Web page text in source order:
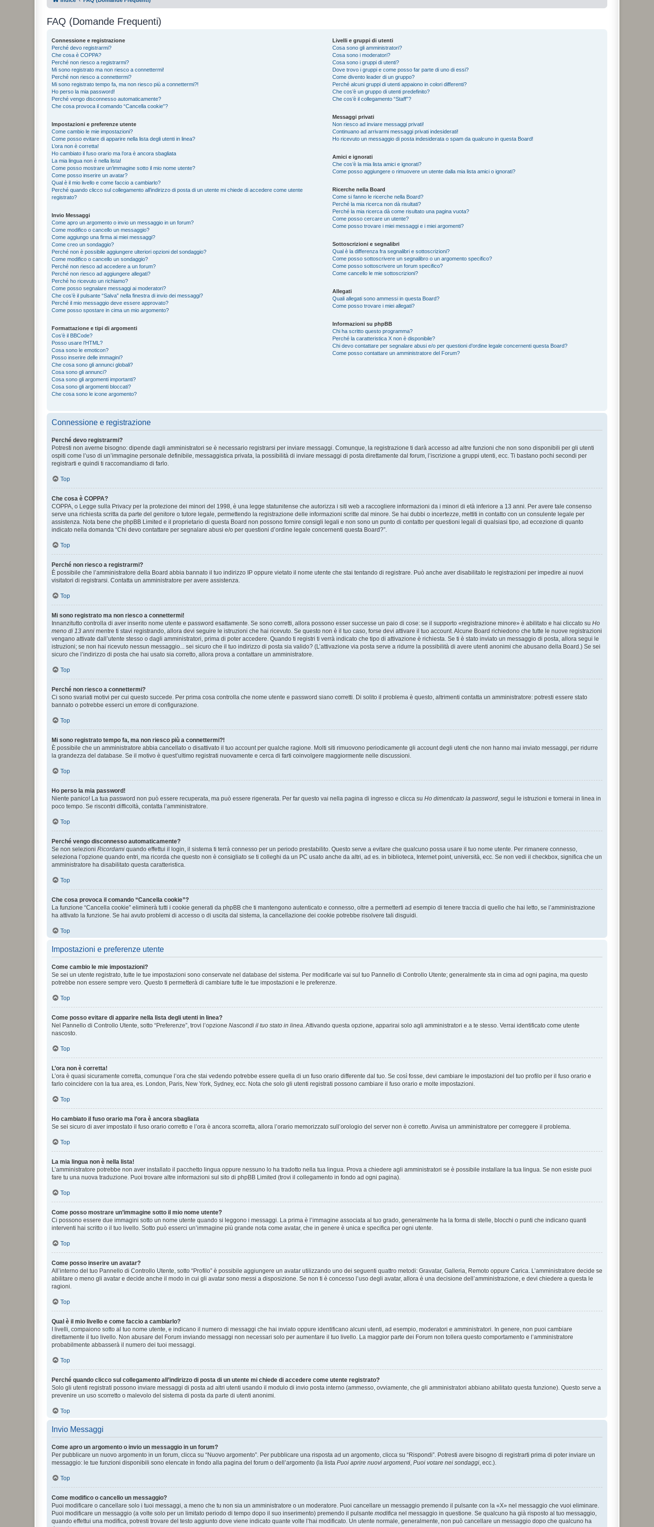
FAQ (Domande Frequenti)
Connessione e registrazione
Perché devo registrarmi?
Che cosa è COPPA?
Perché non riesco a registrarmi?
Mi sono registrato ma non riesco a connettermi!
Perché non riesco a connettermi?
Mi sono registrato tempo fa, ma non riesco più a connettermi?!
Ho perso la mia password!
Perché vengo disconnesso automaticamente?
Che cosa provoca il comando “Cancella cookie”?
Impostazioni e preferenze utente
Come cambio le mie impostazioni?
Come posso evitare di apparire nella lista degli utenti in linea?
L’ora non è corretta!
Ho cambiato il fuso orario ma l’ora è ancora sbagliata
La mia lingua non è nella lista!
Come posso mostrare un’immagine sotto il mio nome utente?
Come posso inserire un avatar?
Qual è il mio livello e come faccio a cambiarlo?
Perché quando clicco sul collegamento all’indirizzo di posta di un utente mi chiede di accedere come utente
registrato?
Invio Messaggi
Come apro un argomento o invio un messaggio in un forum?
Come modifico o cancello un messaggio?
Come aggiungo una firma ai miei messaggi?
Come creo un sondaggio?
Perché non è possibile aggiungere ulteriori opzioni del sondaggio?
Come modifico o cancello un sondaggio?
Perché non riesco ad accedere a un forum?
Perché non riesco ad aggiungere allegati?
Perché ho ricevuto un richiamo?
Come posso segnalare messaggi ai moderatori?
Che cos’è il pulsante “Salva” nella finestra di invio dei messaggi?
Perché il mio messaggio deve essere approvato?
Come posso spostare in cima un mio argomento?
Formattazione e tipi di argomenti
Cos’è il BBCode?
Posso usare l’HTML?
Cosa sono le emoticon?
Posso inserire delle immagini?
Che cosa sono gli annunci globali?
Cosa sono gli annunci?
Cosa sono gli argomenti importanti?
Cosa sono gli argomenti bloccati?
Che cosa sono le icone argomento?
Livelli e gruppi di utenti
Cosa sono gli amministratori?
Cosa sono i moderatori?
Cosa sono i gruppi di utenti?
Dove trovo i gruppi e come posso far parte di uno di essi?
Come divento leader di un gruppo?
Perché alcuni gruppi di utenti appaiono in colori differenti?
Che cos’è un gruppo di utenti predefinito?
Che cos’è il collegamento “Staff”?
Messaggi privati
Non riesco ad inviare messaggi privati!
Continuano ad arrivarmi messaggi privati indesiderati!
Ho ricevuto un messaggio di posta indesiderata o spam da qualcuno in questa Board!
Amici e ignorati
Che cos’è la mia lista amici e ignorati?
Come posso aggiungere o rimuovere un utente dalla mia lista amici o ignorati?
Ricerche nella Board
Come si fanno le ricerche nella Board?
Perché la mia ricerca non dà risultati?
Perché la mia ricerca dà come risultato una pagina vuota?
Come posso cercare un utente?
Come posso trovare i miei messaggi e i miei argomenti?
Sottoscrizioni e segnalibri
Qual è la differenza fra segnalibri e sottoscrizioni?
Come posso sottoscrivere un segnalibro o un argomento specifico?
Come posso sottoscrivere un forum specifico?
Come cancello le mie sottoscrizioni?
Allegati
Quali allegati sono ammessi in questa Board?
Come posso trovare i miei allegati?
Informazioni su phpBB
Chi ha scritto questo programma?
Perché la caratteristica X non è disponibile?
Chi devo contattare per segnalare abusi e/o per questioni d’ordine legale concernenti questa Board?
Come posso contattare un amministratore del Forum?
Connessione e registrazione
Perché devo registrarmi?
Potresti non averne bisogno: dipende dagli amministratori se è necessario registrarsi per inviare messaggi. Comunque, la registrazione ti darà accesso ad altre funzioni che non sono disponibili per gli utenti
ospiti come l’uso di un’immagine personale definibile, messaggistica privata, la possibilità di inviare messaggi di posta direttamente dal forum, l’iscrizione a gruppi utenti, ecc. Ti bastano pochi secondi per
registrarti e quindi ti raccomandiamo di farlo.
Top
Che cosa è COPPA?
COPPA, o Legge sulla Privacy per la protezione dei minori del 1998, è una legge statunitense che autorizza i siti web a raccogliere informazioni da i minori di età inferiore a 13 anni. Per avere tale consenso
serve una richiesta scritta da parte del genitore o tutore legale, permettendo la registrazione delle informazioni scritte dal minore. Se hai dubbi o incertezze, mettiti in contatto con un consulente legale per
assistenza. Nota bene che phpBB Limited e il proprietario di questa Board non possono fornire consigli legali e non sono un punto di contatto per questioni legali di qualsiasi tipo, ad eccezione di quanto
indicato nella domanda “Chi devo contattare per segnalare abusi e/o per questioni d’ordine legale concernenti questa Board?”.
Top
Perché non riesco a registrarmi?
È possibile che l’amministratore della Board abbia bannato il tuo indirizzo IP oppure vietato il nome utente che stai tentando di registrare. Può anche aver disabilitato le registrazioni per impedire ai nuovi
visitatori di registrarsi. Contatta un amministratore per avere assistenza.
Top
Mi sono registrato ma non riesco a connettermi!
Innanzitutto controlla di aver inserito nome utente e password esattamente. Se sono corretti, allora possono esser successe un paio di cose: se il supporto «registrazione minore» è abilitato e hai cliccato su Ho
meno di 13 anni mentre ti stavi registrando, allora devi seguire le istruzioni che hai ricevuto. Se questo non è il tuo caso, forse devi attivare il tuo account. Alcune Board richiedono che tutte le nuove registrazioni
vengano attivate dall’utente stesso o dagli amministratori, prima di poter accedere. Quando ti registri ti verrà indicato che tipo di attivazione è richiesta. Se ti è stato inviato un messaggio di posta, allora segui le
istruzioni; se non hai ricevuto nessun messaggio... sei sicuro che il tuo indirizzo di posta sia valido? (L’attivazione via posta serve a ridurre la possibilità di avere utenti anonimi che abusano della Board.) Se sei
sicuro che l’indirizzo di posta che hai usato sia corretto, allora prova a contattare un amministratore.
Top
Perché non riesco a connettermi?
Ci sono svariati motivi per cui questo succede. Per prima cosa controlla che nome utente e password siano corretti. Di solito il problema è questo, altrimenti contatta un amministratore: potresti essere stato
bannato o potrebbe esserci un errore di configurazione.
Top
Mi sono registrato tempo fa, ma non riesco più a connettermi?!
È possibile che un amministratore abbia cancellato o disattivato il tuo account per qualche ragione. Molti siti rimuovono periodicamente gli account degli utenti che non hanno mai inviato messaggi, per ridurre
la grandezza del database. Se il motivo è quest’ultimo registrati nuovamente e cerca di farti coinvolgere maggiormente nelle discussioni.
Top
Ho perso la mia password!
Niente panico! La tua password non può essere recuperata, ma può essere rigenerata. Per far questo vai nella pagina di ingresso e clicca su Ho dimenticato la password , segui le istruzioni e tornerai in linea in
poco tempo. Se riscontri difficoltà, contatta l’amministratore.
Top
Perché vengo disconnesso automaticamente?
Se non selezioni Ricordami quando effettui il login, il sistema ti terrà connesso per un periodo prestabilito. Questo serve a evitare che qualcuno possa usare il tuo nome utente. Per rimanere connesso,
seleziona l’opzione quando entri, ma ricorda che questo non è consigliato se ti colleghi da un PC usato anche da altri, ad es. in biblioteca, Internet point, università, ecc. Se non vedi il checkbox, significa che un
amministratore ha disabilitato questa caratteristica.
Top
Che cosa provoca il comando “Cancella cookie”?
La funzione “Cancella cookie” eliminerà tutti i cookie generati da phpBB che ti mantengono autenticato e connesso, oltre a permetterti ad esempio di tenere traccia di quello che hai letto, se l’amministrazione
ha attivato la funzione. Se hai avuto problemi di accesso o di uscita dal sistema, la cancellazione dei cookie potrebbe risolvere tali disguidi.
Top
Impostazioni e preferenze utente
Come cambio le mie impostazioni?
Se sei un utente registrato, tutte le tue impostazioni sono conservate nel database del sistema. Per modificarle vai sul tuo Pannello di Controllo Utente; generalmente sta in cima ad ogni pagina, ma questo
potrebbe non essere sempre vero. Questo ti permetterà di cambiare tutte le tue impostazioni e le preferenze.
Top
Come posso evitare di apparire nella lista degli utenti in linea?
Nel Pannello di Controllo Utente, sotto “Preferenze”, trovi l’opzione Nascondi il tuo stato in linea . Attivando questa opzione, apparirai solo agli amministratori e a te stesso. Verrai identificato come utente
nascosto.
Top
L’ora non è corretta!
L’ora è quasi sicuramente corretta, comunque l’ora che stai vedendo potrebbe essere quella di un fuso orario differente dal tuo. Se così fosse, devi cambiare le impostazioni del tuo profilo per il fuso orario e
farlo coincidere con la tua area, es. London, Paris, New York, Sydney, ecc. Nota che solo gli utenti registrati possono cambiare il fuso orario e molte impostazioni.
Top
Ho cambiato il fuso orario ma l’ora è ancora sbagliata
Se sei sicuro di aver impostato il fuso orario corretto e l’ora è ancora scorretta, allora l’orario memorizzato sull’orologio del server non è corretto. Avvisa un amministratore per correggere il problema.
Top
La mia lingua non è nella lista!
L’amministratore potrebbe non aver installato il pacchetto lingua oppure nessuno lo ha tradotto nella tua lingua. Prova a chiedere agli amministratori se è possibile installare la tua lingua. Se non esiste puoi
fare tu una nuova traduzione. Puoi trovare altre informazioni sul sito di phpBB Limited (trovi il collegamento in fondo ad ogni pagina).
Top
Come posso mostrare un’immagine sotto il mio nome utente?
Ci possono essere due immagini sotto un nome utente quando si leggono i messaggi. La prima è l’immagine associata al tuo grado, generalmente ha la forma di stelle, blocchi o punti che indicano quanti
interventi hai scritto o il tuo livello. Sotto può esserci un’immagine più grande nota come avatar, che in genere è unica e specifica per ogni utente.
Top
Come posso inserire un avatar?
All’interno del tuo Pannello di Controllo Utente, sotto “Profilo” è possibile aggiungere un avatar utilizzando uno dei seguenti quattro metodi: Gravatar, Galleria, Remoto oppure Carica. L’amministratore decide se
abilitare o meno gli avatar e decide anche il modo in cui gli avatar sono messi a disposizione. Se non ti è concesso l’uso degli avatar, allora è una decisione dell’amministrazione, e devi chiedere a questa le
ragioni.
Top
Qual è il mio livello e come faccio a cambiarlo?
I livelli, compaiono sotto al tuo nome utente, e indicano il numero di messaggi che hai inviato oppure identificano alcuni utenti, ad esempio, moderatori e amministratori. In genere, non puoi cambiare
direttamente il tuo livello. Non abusare del Forum inviando messaggi non necessari solo per aumentare il tuo livello. La maggior parte dei Forum non tollera questo comportamento e l’amministratore
probabilmente abbasserà il numero dei tuoi messaggi.
Top
Perché quando clicco sul collegamento all’indirizzo di posta di un utente mi chiede di accedere come utente registrato?
Solo gli utenti registrati possono inviare messaggi di posta ad altri utenti usando il modulo di invio posta interno (ammesso, ovviamente, che gli amministratori abbiano abilitato questa funzione). Questo serve a
prevenire un uso scorretto o malevolo del sistema di posta da parte di utenti anonimi.
Top
Invio Messaggi
Come apro un argomento o invio un messaggio in un forum?
Per pubblicare un nuovo argomento in un forum, clicca su “Nuovo argomento”. Per pubblicare una risposta ad un argomento, clicca su “Rispondi”. Potresti avere bisogno di registrarti prima di poter inviare un
messaggio: le tue funzioni disponibili sono elencate in fondo alla pagina del forum o dell’argomento (la lista Puoi aprire nuovi argomenti Puoi votare nei sondaggi , ecc.).
Top
Come modifico o cancello un messaggio?
Puoi modificare o cancellare solo i tuoi messaggi, a meno che tu non sia un amministratore o un moderatore. Puoi cancellare un messaggio premendo il pulsante con la «X» nel messaggio che vuoi eliminare.
Puoi modificare un messaggio (a volte solo per un limitato periodo di tempo dopo il suo inserimento) premendo il pulsante modifica nel messaggio in questione. Se qualcuno ha già risposto al tuo messaggio,
quando effettui una modifica, potresti trovare del testo aggiunto dove viene indicato quante volte l’hai modificato. Un utente normale, generalmente, non può cancellare un messaggio dopo che qualcuno ha